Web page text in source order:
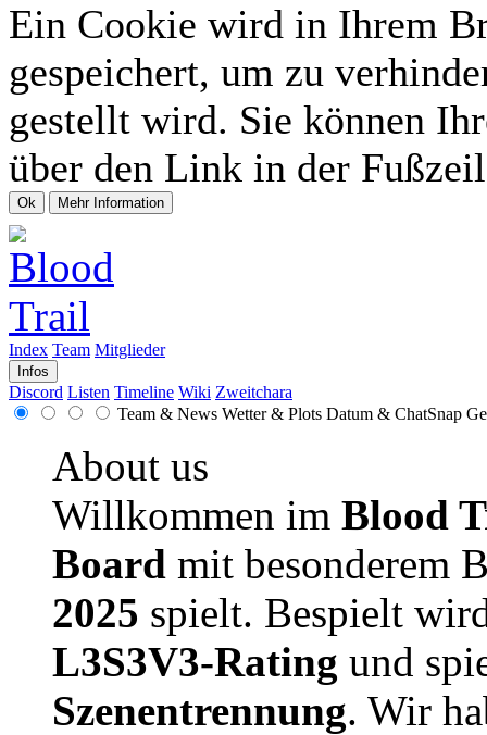
Ein Cookie wird in Ihrem
gespeichert, um zu
gestellt wird. Sie können
über den Link in der
Index Team Mitglieder
Infos
Discord Listen Timeline Wiki Zweitchara
Team & News Wetter & Plots Datum & ChatSnap
About us
Willkommen im Blood
Board mit besonderem
2025 spielt. Bespielt
L3S3V3-Rating und
Szenentrennung. Wir